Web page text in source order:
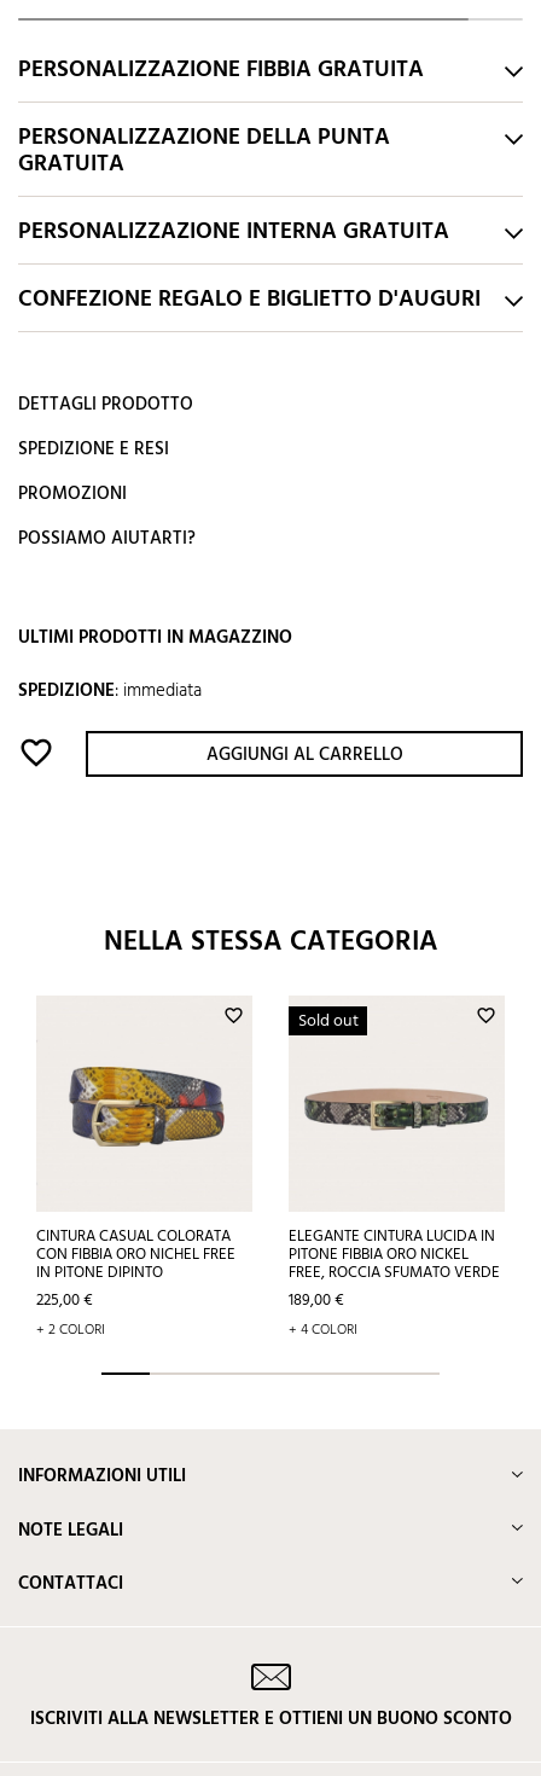
PERSONALIZZAZIONE FIBBIA GRATUITA
PERSONALIZZAZIONE DELLA PUNTA
GRATUITA
PERSONALIZZAZIONE INTERNA GRATUITA
CONFEZIONE REGALO E BIGLIETTO D'AUGURI
DETTAGLI PRODOTTO
SPEDIZIONE E RESI
PROMOZIONI
POSSIAMO AIUTARTI?
ULTIMI PRODOTTI IN MAGAZZINO
SPEDIZIONE: immediata
favorite_border AGGIUNGI AL CARRELLO
NELLA STESSA CATEGORIA
favorite_border
CINTURA CASUAL COLORATA
CON FIBBIA ORO NICHEL FREE
IN PITONE DIPINTO
Prezzo
225,00 €
+ 2 COLORI
favorite_border
Sold out
ELEGANTE CINTURA LUCIDA IN
PITONE FIBBIA ORO NICKEL
FREE, ROCCIA SFUMATO VERDE
Prezzo
189,00 €
+ 4 COLORI
INFORMAZIONI UTILI
NOTE LEGALI
CONTATTACI
ISCRIVITI ALLA NEWSLETTER E OTTIENI UN BUONO SCONTO